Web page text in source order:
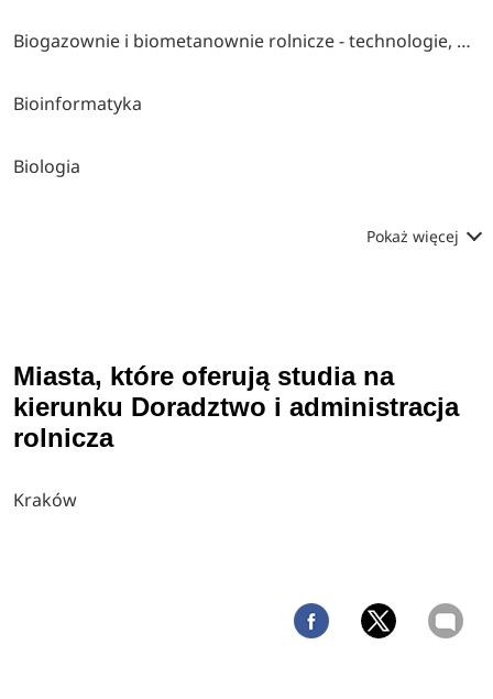
Biogazownie i biometanownie rolnicze - technologie, uzdatnianie biogazu i wykorzystanie pozostałości pofermentacyjnej
Bioinformatyka
Biologia
Pokaż więcej
Miasta, które oferują studia na
kierunku Doradztwo i administracja
rolnicza
Kraków